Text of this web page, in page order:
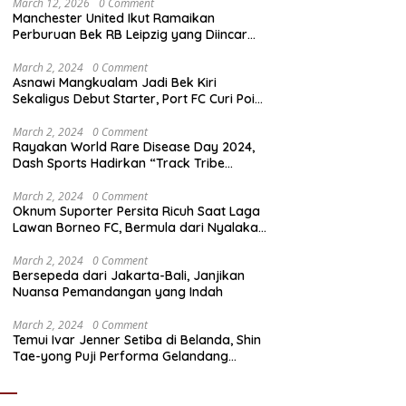
March 12, 2026 0 Comment
Manchester United Ikut Ramaikan
Perburuan Bek RB Leipzig yang Diincar
March 2, 2024 0 Comment
Asnawi Mangkualam Jadi Bek Kiri
Sekaligus Debut Starter, Port FC Curi Poin
March 2, 2024 0 Comment
Rayakan World Rare Disease Day 2024,
Dash Sports Hadirkan “Track Tribe
March 2, 2024 0 Comment
Oknum Suporter Persita Ricuh Saat Laga
Lawan Borneo FC, Bermula dari Nyalakan
March 2, 2024 0 Comment
Bersepeda dari Jakarta-Bali, Janjikan
Nuansa Pemandangan yang Indah
March 2, 2024 0 Comment
Temui Ivar Jenner Setiba di Belanda, Shin
Tae-yong Puji Performa Gelandang